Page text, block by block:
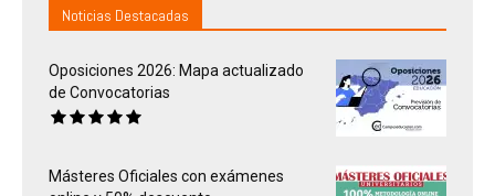
Noticias Destacadas
Oposiciones 2026: Mapa actualizado
de Convocatorias
Másteres Oficiales con exámenes